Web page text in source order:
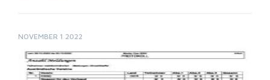
NOVEMBER 1 2022